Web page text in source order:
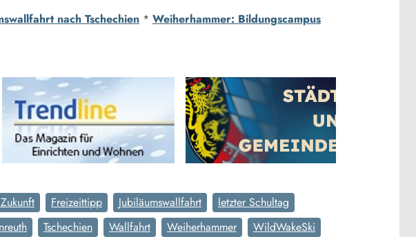
nach Tschechien * Weiherhammer: Bildungscampus
Freizeittipp Jubiläumswallfahrt
letzter Schultag
Tschechien Wallfahrt Weiherhammer WildWakeSki